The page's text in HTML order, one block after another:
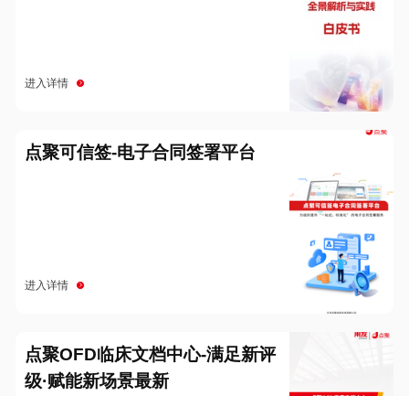
进入详情
点聚可信签-电子合同签署平台
进入详情
点聚OFD临床文档中心-满足新评
级·赋能新场景最新